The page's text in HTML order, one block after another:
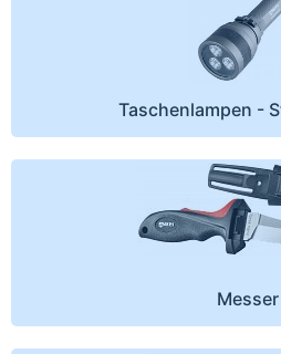
Taschenlampen -
Messer